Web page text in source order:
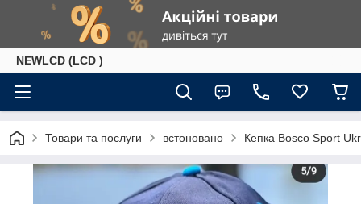
NEWLCD (LCD )
Товари та послуги встоновано Кепка Bosco Sport